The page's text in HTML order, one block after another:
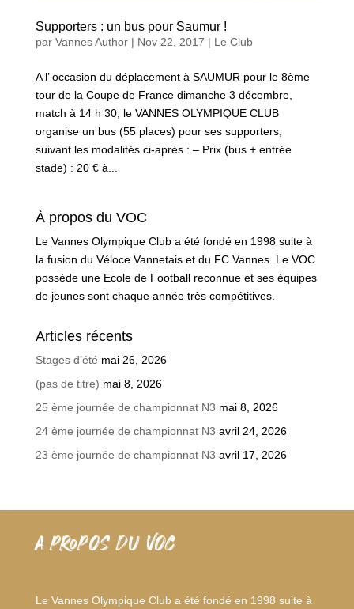
Supporters : un bus pour Saumur !
par Vannes Author| Nov 22, 2017 | Le Club
A l’ occasion du déplacement à SAUMUR pour le 8ème
tour de la Coupe de France dimanche 3 décembre,
match à 14 h 30, le VANNES OLYMPIQUE CLUB
organise un bus (55 places) pour ses supporters,
suivant les modalités ci-après : – Prix (bus + entrée
stade) : 20 € à...
À propos du VOC
Le Vannes Olympique Club a été fondé en 1998 suite à
la fusion du Véloce Vannetais et du FC Vannes. Le VOC
possède une Ecole de Football reconnue et ses équipes
de jeunes sont chaque année très compétitives.
Articles récents
Stages d’été mai 26, 2026
(pas de titre) mai 8, 2026
25 ème journée de championnat N3 mai 8, 2026
24 ème journée de championnat N3 avril 24, 2026
23 ème journée de championnat N3 avril 17, 2026
A PROPOS DU VOC
Le Vannes Olympique Club a été fondé en 1998 suite à